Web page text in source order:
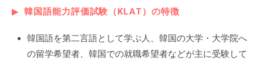
韓国語能力評価試験（KLAT）の特徴
韓国語を第二言語として学ぶ人、韓国の大学・大学院へ
の留学希望者、韓国での就職希望者などが主に受験して